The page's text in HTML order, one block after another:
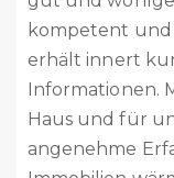
alles sehr
Team ist
und
absolut
dass mit Stöhr
und